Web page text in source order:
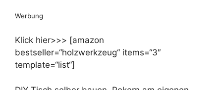
Werbung
Klick hier>>> [amazon
bestseller=“holzwerkzeug“ items=“3″
template=“list“]